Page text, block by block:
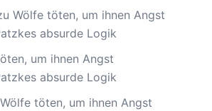
Wölfe töten, um ihnen Angst
absurde Logik
um ihnen Angst
absurde Logik
Wölfe töten, um ihnen Angst